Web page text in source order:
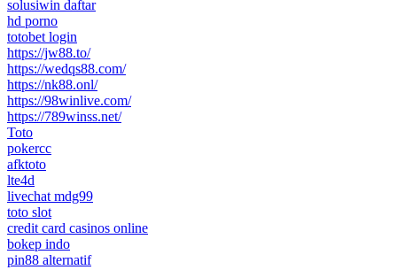
solusiwin daftar
hd porno
totobet login
https://jw88.to/
https://wedqs88.com/
https://nk88.onl/
https://98winlive.com/
https://789winss.net/
Toto
pokercc
afktoto
lte4d
livechat mdg99
toto slot
credit card casinos online
bokep indo
pin88 alternatif